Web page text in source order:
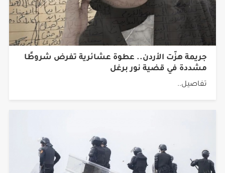
جريمة هزّت الأردن.. عطوة عشائرية تفرض شروطًا
مشددة في قضية نور برغل
تفاصيل..